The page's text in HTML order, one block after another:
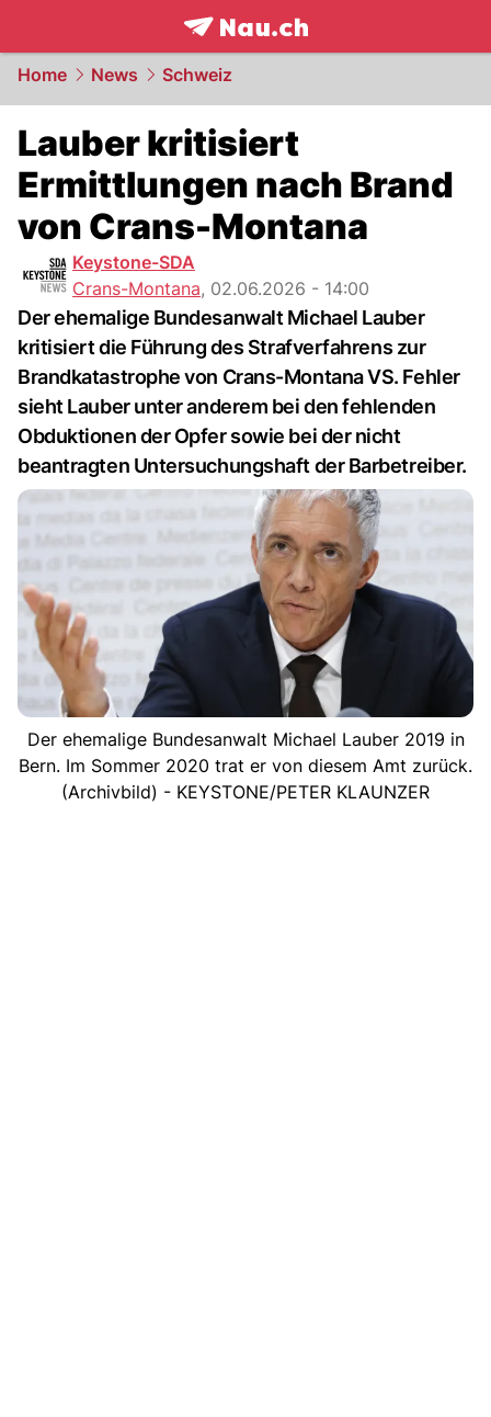
frontpage.NAU.ch
Home News Schweiz
Lauber kritisiert
Ermittlungen nach Brand
von Crans-Montana
Keystone-SDA
Crans-Montana, 02.06.2026 - 14:00
Der ehemalige Bundesanwalt Michael Lauber
kritisiert die Führung des Strafverfahrens zur
Brandkatastrophe von Crans-Montana VS. Fehler
sieht Lauber unter anderem bei den fehlenden
Obduktionen der Opfer sowie bei der nicht
beantragten Untersuchungshaft der Barbetreiber.
Der ehemalige Bundesanwalt Michael Lauber 2019 in
Bern. Im Sommer 2020 trat er von diesem Amt zurück.
(Archivbild) - KEYSTONE/PETER KLAUNZER